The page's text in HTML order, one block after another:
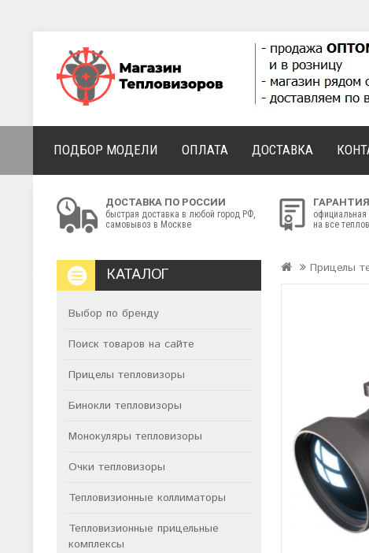
ПОДБОР МОДЕЛИ ОПЛАТА ДОСТАВКА
ДОСТАВКА ПО РОССИИ
быстрая доставка в любой город РФ,
самовывоз в Москве
официальная
на все
КАТАЛОГ
Выбор по бренду
Поиск товаров на сайте
Прицелы тепловизоры
Бинокли тепловизоры
Монокуляры тепловизоры
Очки тепловизоры
Тепловизионные коллиматоры
Тепловизионные прицельные
комплексы
Прицелы